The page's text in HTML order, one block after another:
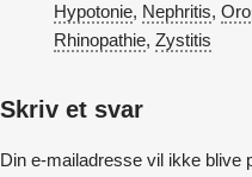
Hypotonie, Nephritis,
Rhinopathie, Zystitis
Skriv et svar
Din e-mailadresse vil ikke blive